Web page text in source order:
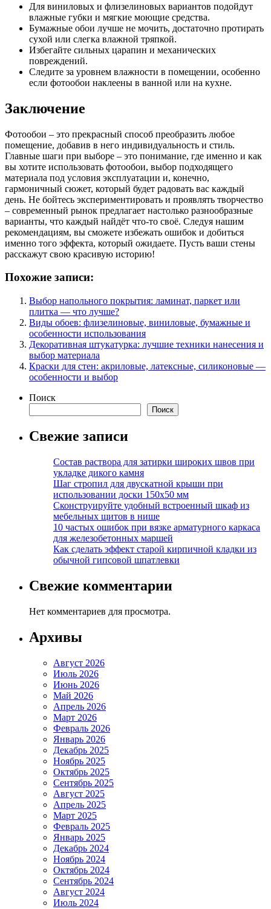
Для виниловых и флизелиновых вариантов подойдут
влажные губки и мягкие моющие средства.
Бумажные обои лучше не мочить, достаточно протирать
сухой или слегка влажной тряпкой.
Избегайте сильных царапин и механических
повреждений.
Следите за уровнем влажности в помещении, особенно
если фотообои наклеены в ванной или на кухне.
Заключение
Фотообои – это прекрасный способ преобразить любое
помещение, добавив в него индивидуальность и стиль.
Главные шаги при выборе – это понимание, где именно и как
вы хотите использовать фотообои, выбор подходящего
материала под условия эксплуатации и, конечно,
гармоничный сюжет, который будет радовать вас каждый
день. Не бойтесь экспериментировать и проявлять творчество
– современный рынок предлагает настолько разнообразные
варианты, что каждый найдёт что-то своё. Следуя нашим
рекомендациям, вы сможете избежать ошибок и добиться
именно того эффекта, который ожидаете. Пусть ваши стены
расскажут свою красивую историю!
Похожие записи:
Выбор напольного покрытия: ламинат, паркет или
плитка — что лучше?
Виды обоев: флизелиновые, виниловые, бумажные и
особенности использования
Декоративная штукатурка: лучшие техники нанесения и
выбор материала
Краски для стен: акриловые, латексные, силиконовые —
особенности и выбор
Поиск
Поиск
Свежие записи
Состав раствора для затирки широких швов при
укладке дикого камня
Шаг стропил для двускатной крыши при
использовании доски 150х50 мм
Сконструируйте удобный встроенный шкаф из
мебельных щитов в нише
10 частых ошибок при вязке арматурного каркаса
для железобетонных маршей
Как сделать эффект старой кирпичной кладки из
обычной гипсовой шпатлевки
Свежие комментарии
Нет комментариев для просмотра.
Архивы
Август 2026
Июль 2026
Июнь 2026
Май 2026
Апрель 2026
Март 2026
Февраль 2026
Январь 2026
Декабрь 2025
Ноябрь 2025
Октябрь 2025
Сентябрь 2025
Август 2025
Апрель 2025
Март 2025
Февраль 2025
Январь 2025
Декабрь 2024
Ноябрь 2024
Октябрь 2024
Сентябрь 2024
Август 2024
Июль 2024